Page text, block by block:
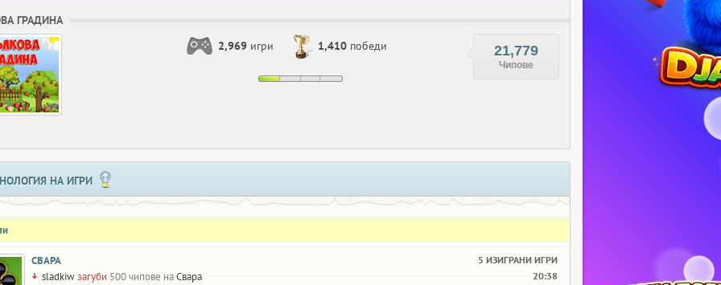
ГРАДИНА
2,969 игри 1,410 победи 21,779
Чипове
НА ИГРИ
СВАРА 5 ИЗИГРАНИ ИГРИ
sladkiwзагуби 500 чипове наСвара 20:38